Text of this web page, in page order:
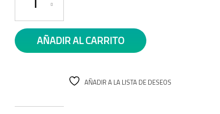
AÑADIR AL CARRITO
AÑADIR A LA LISTA DE DESEOS